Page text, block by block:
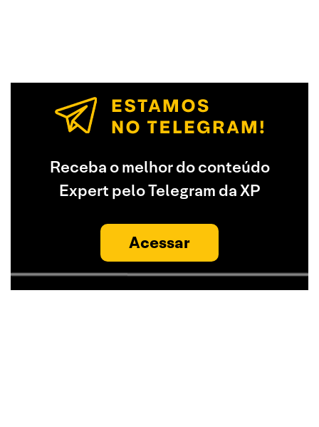
Receba o melhor do conteúdo
Expert pelo Telegram da XP
Acessar